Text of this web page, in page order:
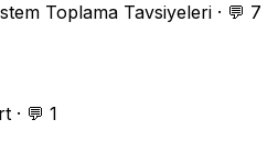
Toplama Tavsiyeleri · 💬 7
· 💬 1